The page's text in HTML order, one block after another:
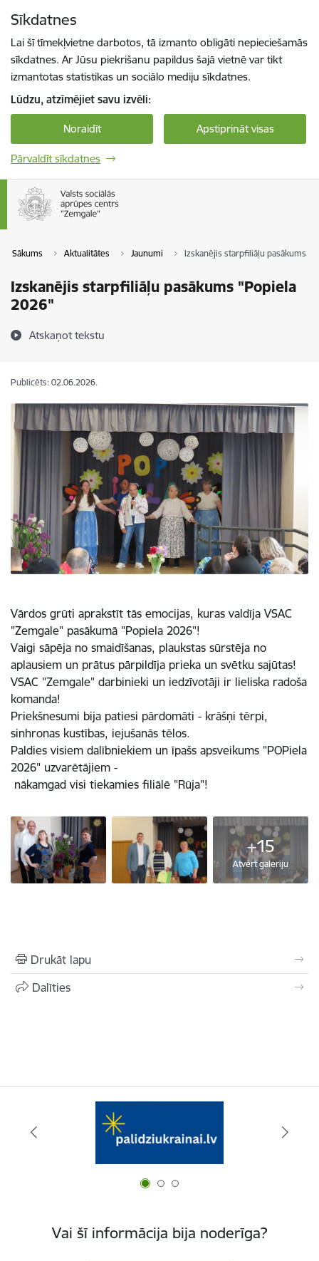
Sīkdatnes
Lai šī tīmekļvietne darbotos, tā izmanto obligāti nepieciešamās
sīkdatnes. Ar Jūsu piekrišanu papildus šajā vietnē var tikt
izmantotas statistikas un sociālo mediju sīkdatnes.
Lūdzu, atzīmējiet savu izvēli:
Noraidīt Apstiprināt visas
Pārvaldīt sīkdatnes
Sākums Aktualitātes Jaunumi Izskanējis starpfiliāļu pasākums
Izskanējis starpfiliāļu pasākums "Popiela
2026"
Atskaņot tekstu
Publicēts: 02.06.2026.
Vārdos grūti aprakstīt tās emocijas, kuras valdīja VSAC
"Zemgale" pasākumā "Popiela 2026"!
Vaigi sāpēja no smaidīšanas, plaukstas sūrstēja no
aplausiem un prātus pārpildīja prieka un svētku sajūtas!
VSAC "Zemgale" darbinieki un iedzīvotāji ir lieliska radoša
komanda!
Priekšnesumi bija patiesi pārdomāti - krāšņi tērpi,
sinhronas kustības, iejušanās tēlos.
Paldies visiem dalībniekiem un īpašs apsveikums "POPiela
2026" uzvarētājiem -
nākamgad visi tiekamies filiālē "Rūja"!
+15
Atvērt galeriju
Drukāt lapu
Dalīties
Vai šī informācija bija noderīga?